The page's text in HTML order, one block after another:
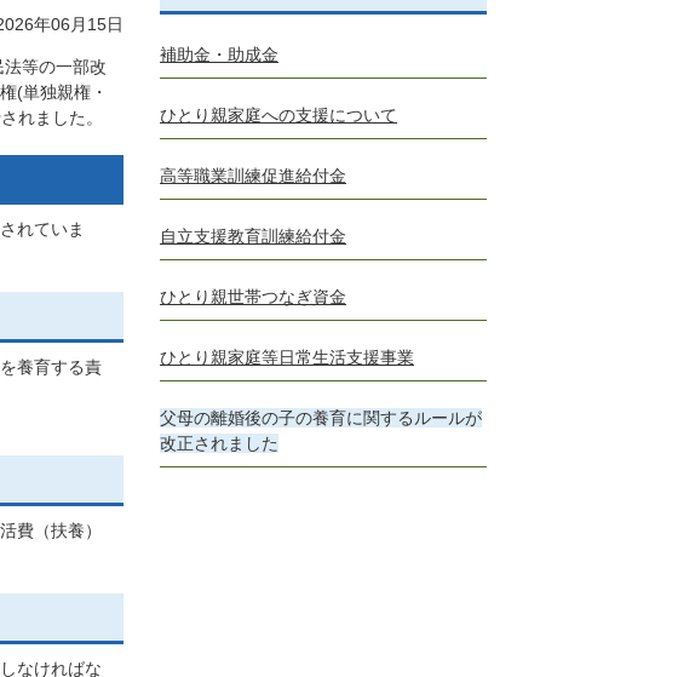
年06月15日
等の一部改
(単独親権・
れました。
れていま
養育する責
費（扶養）
なければな
補助金・助成金
ひとり親家庭への支援について
高等職業訓練促進給付金
自立支援教育訓練給付金
ひとり親世帯つなぎ資金
ひとり親家庭等日常生活支援事業
父母の離婚後の子の養育に関するルールが
改正されました